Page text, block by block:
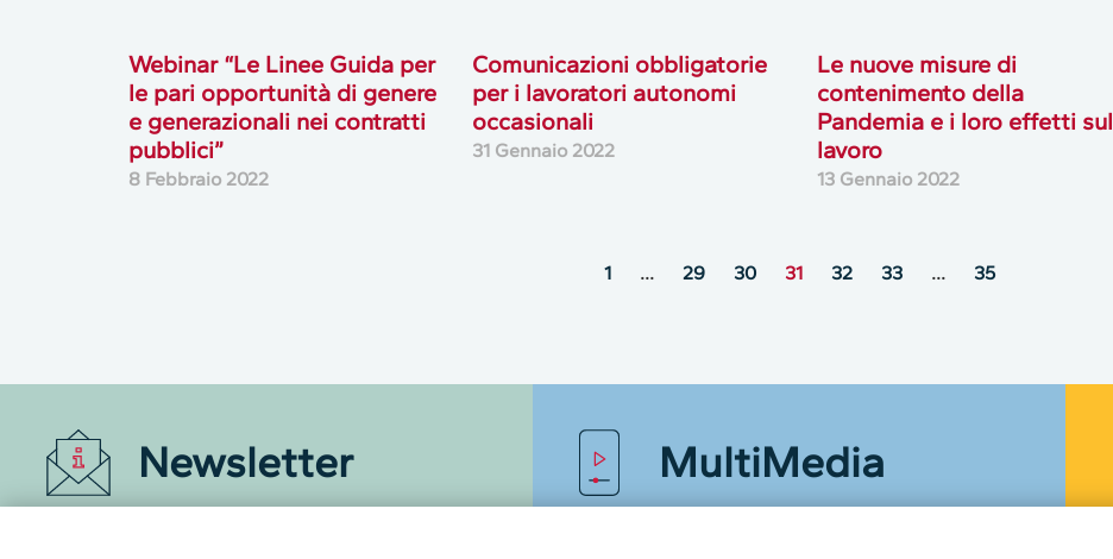
Webinar “Le Linee Guida per
le pari opportunità di genere
e generazionali nei contratti
pubblici”
8 Febbraio 2022
Comunicazioni obbligatorie
per i lavoratori autonomi
occasionali
31 Gennaio 2022
Le nuove misure di
contenimento della
Pandemia e i loro effetti sul
lavoro
13 Gennaio 2022
1 … 29 30 31 32 33 … 35
Newsletter MultiMedia